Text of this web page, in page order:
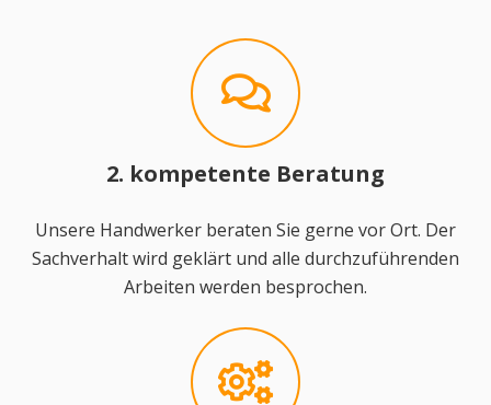
2. kompetente Beratung
Unsere Handwerker beraten Sie gerne vor Ort. Der
Sachverhalt wird geklärt und alle durchzuführenden
Arbeiten werden besprochen.